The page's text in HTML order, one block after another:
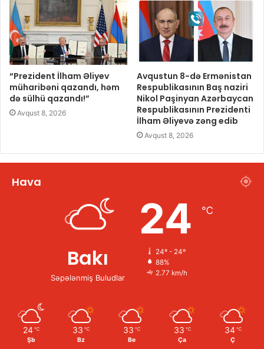
“Prezident İlham Əliyev
müharibəni qazandı, həm
də sülhü qazandı!”
Avqust 8, 2026
Avqustun 8-də Ermənistan
Respublikasının Baş naziri
Nikol Paşinyan Azərbaycan
Respublikasının Prezidenti
İlham Əliyevə zəng edib
Avqust 8, 2026
Hava
Bakı
Səpələnmiş Buludlar
24 ℃
24º - 24º
88%
2.77 km/h
24 ℃
Şb
33 ℃
Bz
33 ℃
Be
33 ℃
Ça
34 ℃
Ç